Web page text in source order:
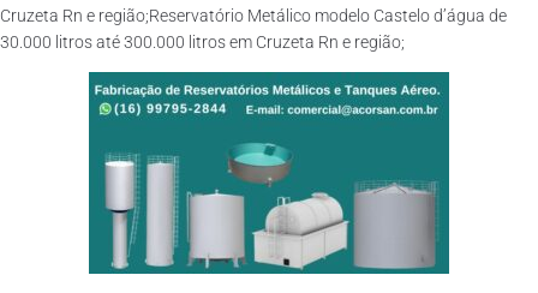
Cruzeta Rn e região;Reservatório Metálico modelo Castelo d’água de
30.000 litros até 300.000 litros em Cruzeta Rn e região;